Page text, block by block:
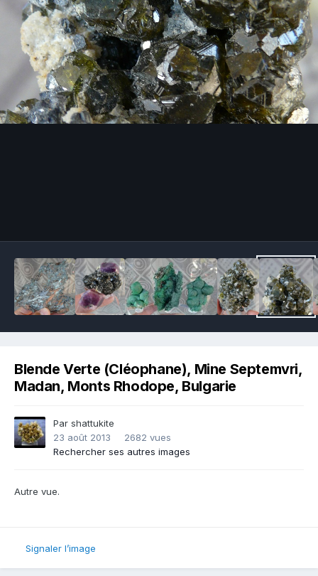
Blende Verte (Cléophane), Mine Septemvri,
Madan, Monts Rhodope, Bulgarie
Par shattukite
23 août 2013
2682 vues
Rechercher ses autres images
Autre vue.
Signaler l’image